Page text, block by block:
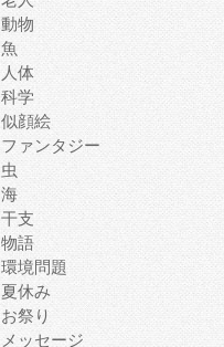
動物
魚
人体
科学
似顔絵
ファンタジー
虫
海
干支
物語
環境問題
夏休み
お祭り
メッセージ